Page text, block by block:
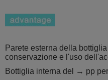
Parete esterna della
conservazione e l'uso
Bottiglia interna del → pp